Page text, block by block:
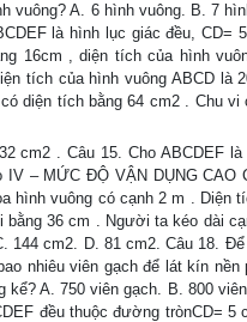
vuông? A. 6 hình vuông. B. 7
là hình lục giác đều, CD=
16cm , diện tích của hình
tích của hình vuông ABCD là
diện tích bằng 64 cm2 . Chu vi
cm2 . Câu 15. Cho ABCDEF
– MỨC ĐỘ VẬN DỤNG CAO
hình vuông có cạnh 2 m . Diện
36 cm . Người ta kéo dài
cm2. D. 81 cm2. Câu 18. Để
nhiêu viên gạch để lát kín nền
kể? A. 750 viên gạch. B. 800
đều thuộc đường trònCD= 5